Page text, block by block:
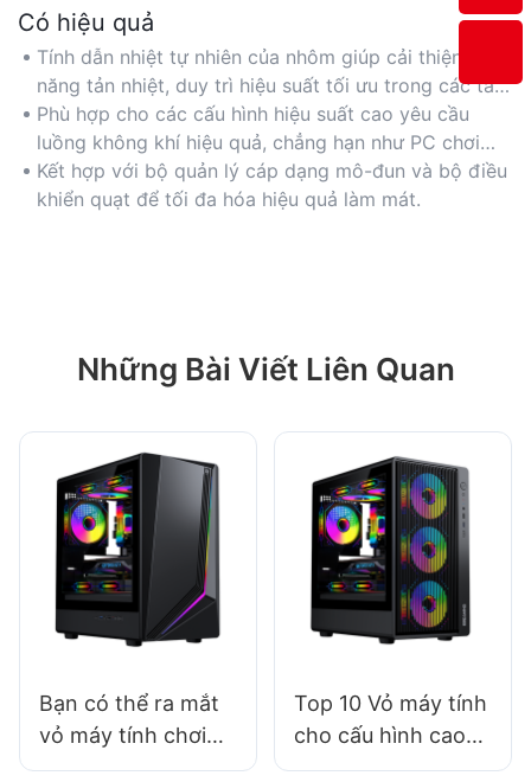
Có hiệu quả
Tính dẫn nhiệt tự nhiên của nhôm giúp cải thiện khả
năng tản nhiệt, duy trì hiệu suất tối ưu trong các tác
vụ nặng.
Phù hợp cho các cấu hình hiệu suất cao yêu cầu
luồng không khí hiệu quả, chẳng hạn như PC chơi
game hoặc máy trạm.
Kết hợp với bộ quản lý cáp dạng mô-đun và bộ điều
khiển quạt để tối đa hóa hiệu quả làm mát.
Những Bài Viết Liên Quan
Bạn có thể ra mắt
vỏ máy tính chơi
game mang nhãn
Top 10 Vỏ máy tính
cho cấu hình cao
cấp